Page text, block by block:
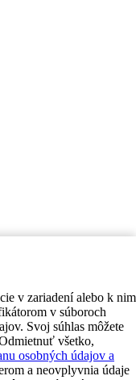
v zariadení alebo k nim
v súboroch
Svoj súhlas môžete
všetko,
osobných údajov a
a neovplyvnia údaje